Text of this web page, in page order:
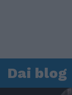
Dai blog